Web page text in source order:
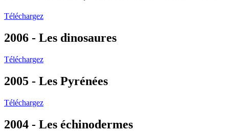
Téléchargez
2006 - Les dinosaures
Téléchargez
2005 - Les Pyrénées
Téléchargez
2004 - Les échinodermes